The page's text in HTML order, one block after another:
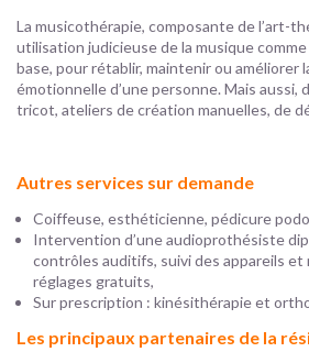
La musicothérapie, composante de l’art-
utilisation judicieuse de la musique
base, pour rétablir, maintenir ou améliorer
émotionnelle d’une personne. Mais aussi,
tricot, ateliers de création manuelles, de
Autres services sur demande
Coiffeuse, esthéticienne, pédicure
Intervention d’une audioprothésiste
contrôles auditifs, suivi des appareils
réglages gratuits,
Sur prescription : kinésithérapie et
Les principaux partenaires de la